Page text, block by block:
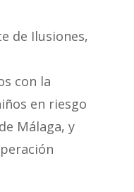
de Ilusiones,
con la
en riesgo
Málaga, y